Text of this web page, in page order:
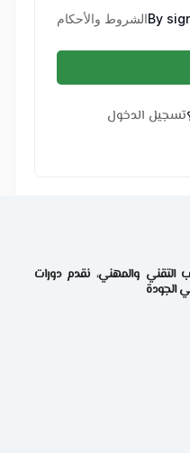
Byالشروط والأحكام
تسجيل الدخول
التقني والمهني، نقدم دورات
الجودة